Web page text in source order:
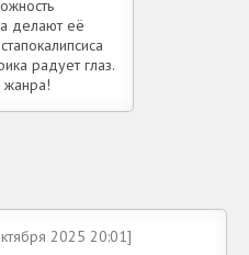
делают её
радует глаз.
2025 20:01]